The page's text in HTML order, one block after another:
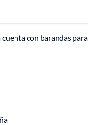
con barandas para